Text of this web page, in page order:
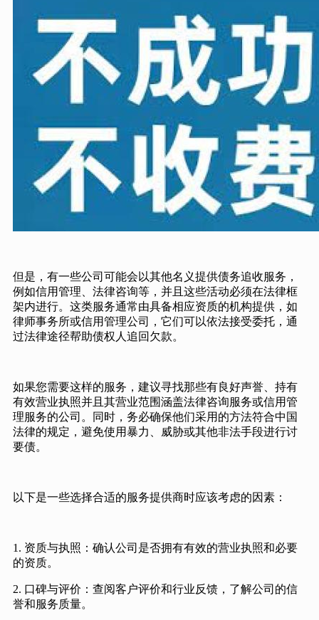
但是，有一些公司可能会以其他名义提供债务追收服务，
例如信用管理、法律咨询等，并且这些活动必须在法律框
架内进行。这类服务通常由具备相应资质的机构提供，如
律师事务所或信用管理公司，它们可以依法接受委托，通
过法律途径帮助债权人追回欠款。
如果您需要这样的服务，建议寻找那些有良好声誉、持有
有效营业执照并且其营业范围涵盖法律咨询服务或信用管
理服务的公司。同时，务必确保他们采用的方法符合中国
法律的规定，避免使用暴力、威胁或其他非法手段进行讨
要债。
以下是一些选择合适的服务提供商时应该考虑的因素：
1. 资质与执照：确认公司是否拥有有效的营业执照和必要
的资质。
2. 口碑与评价：查阅客户评价和行业反馈，了解公司的信
誉和服务质量。